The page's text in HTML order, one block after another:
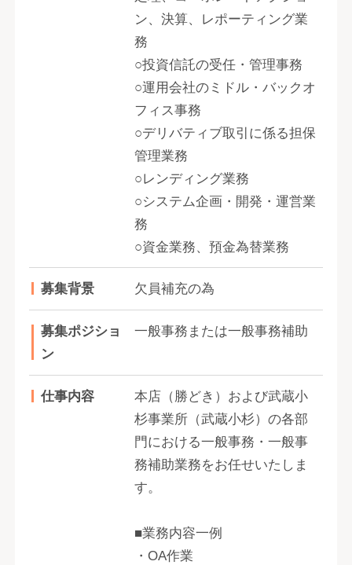
ン、決算、レポーティング業
務
○投資信託の受任・管理事務
○運用会社のミドル・バックオ
フィス事務
○デリバティブ取引に係る担保
管理業務
○レンディング業務
○システム企画・開発・運営業
務
○資金業務、預金為替業務
募集背景 欠員補充の為
募集ポジショ
ン
一般事務または一般事務補助
仕事内容
本店（勝どき）および武蔵小
杉事業所（武蔵小杉）の各部
門における一般事務・一般事
務補助業務をお任せいたしま
す。
■業務内容一例
・OA作業